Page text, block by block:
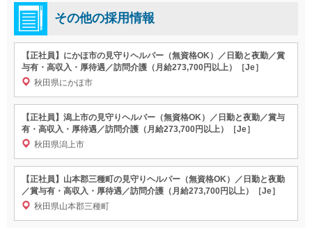
その他の採用情報
【正社員】にかほ市の見守りヘルパー（無資格OK）／日勤と夜勤／賞
与有・高収入・厚待遇／訪問介護（月給273,700円以上）［Je］
秋田県にかほ市
【正社員】潟上市の見守りヘルパー（無資格OK）／日勤と夜勤／賞与
有・高収入・厚待遇／訪問介護（月給273,700円以上）［Je］
秋田県潟上市
【正社員】山本郡三種町の見守りヘルパー（無資格OK）／日勤と夜勤
／賞与有・高収入・厚待遇／訪問介護（月給273,700円以上）［Je］
秋田県山本郡三種町